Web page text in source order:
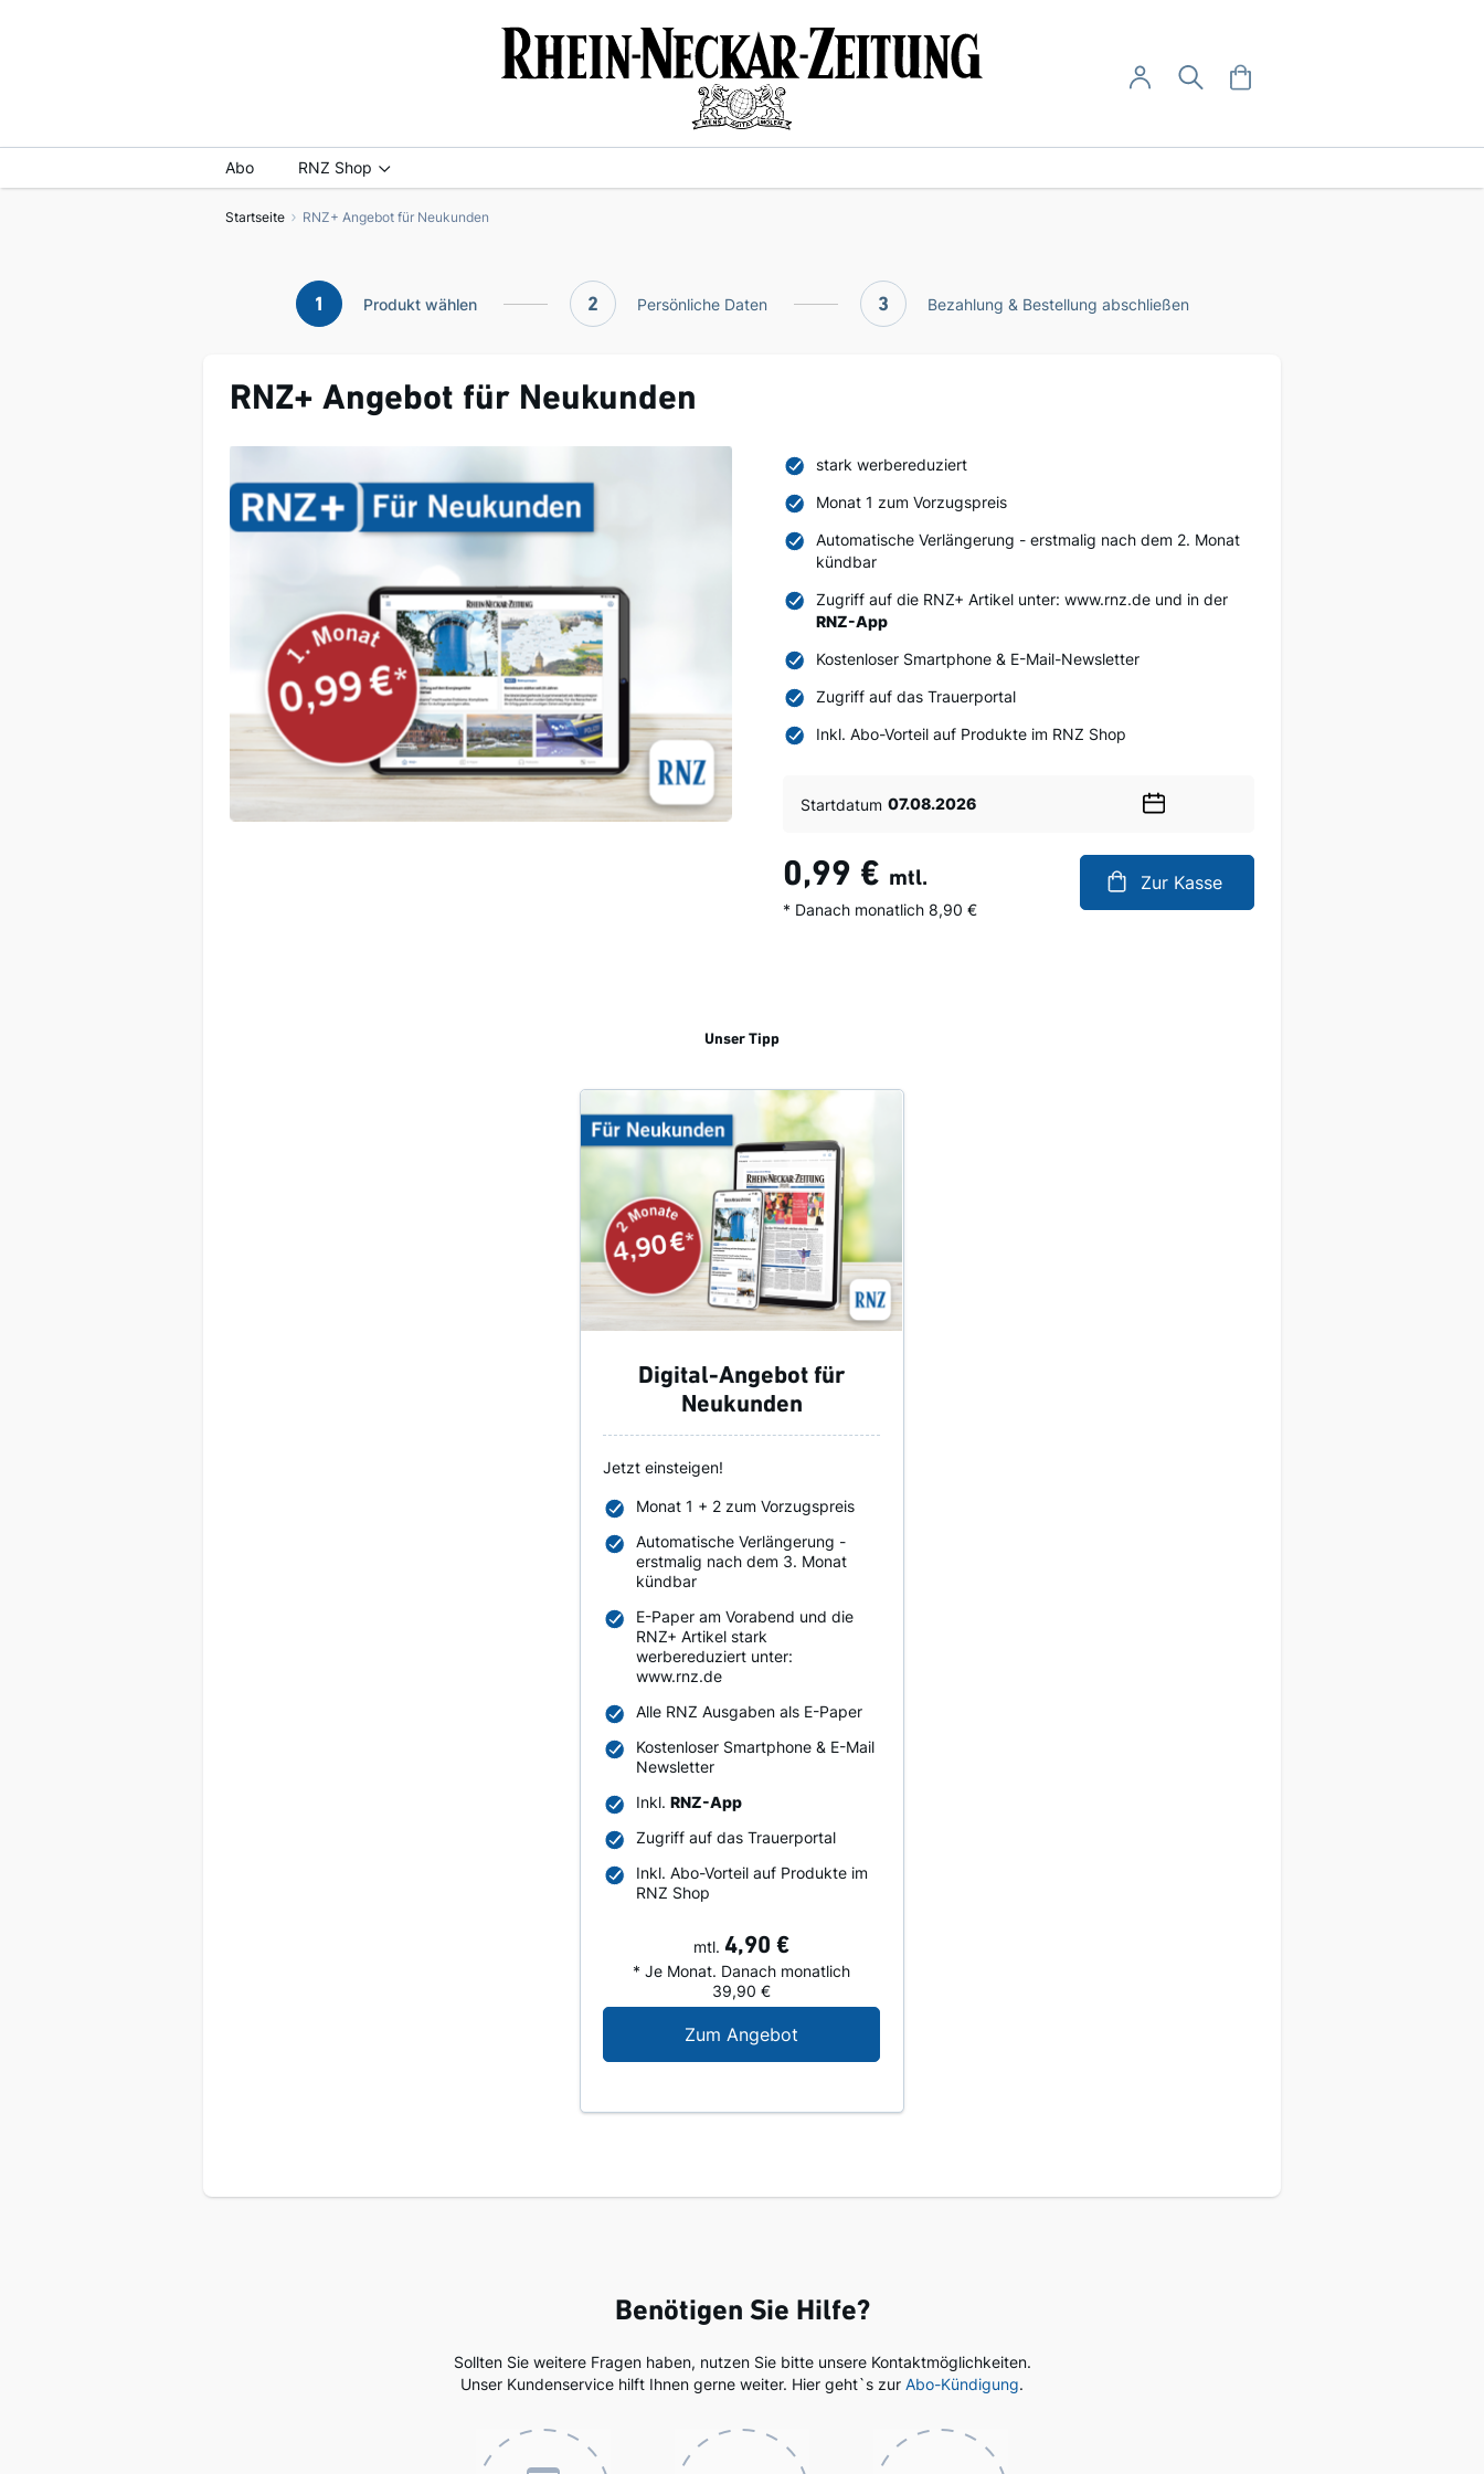
User-Menü
Anmelden
Abo RNZ Shop
Startseite RNZ+ Angebot für Neukunden
1 Produkt wählen 2 Persönliche Daten 3 Bezahlung & Bestellung abschließen
RNZ+ Angebot für Neukunden
stark werbereduziert
Monat 1 zum Vorzugspreis
Automatische Verlängerung - erstmalig nach dem 2. Monat
kündbar
Zugriff auf die RNZ+ Artikel unter: www.rnz.de und in der
RNZ-App
Kostenloser Smartphone & E-Mail-Newsletter
Zugriff auf das Trauerportal
Inkl. Abo-Vorteil auf Produkte im RNZ Shop
Startdatum
Datum
mtl.
0,99 €
* Danach monatlich 8,90 €
Zur Kasse
Unser Tipp
Digital-Angebot für
Neukunden
Jetzt einsteigen!
Monat 1 + 2 zum Vorzugspreis
Automatische Verlängerung -
erstmalig nach dem 3. Monat
kündbar
E-Paper am Vorabend und die
RNZ+ Artikel stark
werbereduziert unter:
www.rnz.de
Alle RNZ Ausgaben als E-Paper
Kostenloser Smartphone & E-Mail
Newsletter
Inkl.RNZ-App
Zugriff auf das Trauerportal
Inkl. Abo-Vorteil auf Produkte im
RNZ Shop
mtl. 4,90 €
* Je Monat. Danach monatlich
39,90 €
Zum Angebot
Benötigen Sie Hilfe?
Sollten Sie weitere Fragen haben, nutzen Sie bitte unsere Kontaktmöglichkeiten.
Unser Kundenservice hilft Ihnen gerne weiter. Hier geht`s zur Abo-Kündigung.